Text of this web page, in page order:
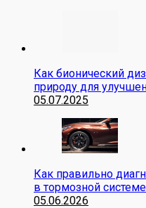
Как бионический
природу для
05.07.2025
Как правильно
в тормозной
05.06.2026